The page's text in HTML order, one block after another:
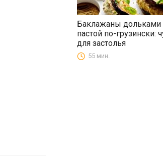
Закуски
Баклажаны дольками
пастой по-грузински:
для застолья
55 мин.